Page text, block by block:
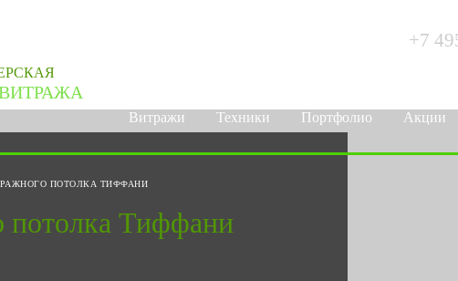
+7
Витражи Техники Портфолио Акции
ПОТОЛКА ТИФФАНИ
потолка Тиффани